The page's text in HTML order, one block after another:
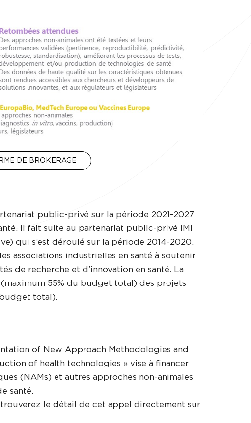
DE BROKERAGE
public-privé sur la période 2021-2027
Il fait suite au partenariat public-privé IMI
qui s’est déroulé sur la période 2014-2020.
associations industrielles en santé à soutenir
de recherche et d’innovation en santé. La
55% du budget total) des projets
budget total).
of New Approach Methodologies and
of health technologies » vise à financer
(NAMs) et autres approches non-animales
santé.
trouverez le détail de cet appel directement sur